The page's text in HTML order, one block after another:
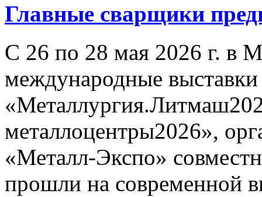
Главные сварщики
С 26 по 28 мая 2026 г. в
международные
металлоцентры2026»,
«Металл-Экспо»
прошли на современной